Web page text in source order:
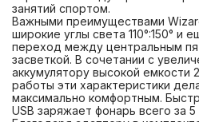
занятий спортом.
Важными преимуществами
широкие углы света 110°:150° и
переход между центральным
засветкой. В сочетании с
аккумулятору высокой емкости
работы эти характеристики
максимально комфортным.
USB заряжает фонарь всего за